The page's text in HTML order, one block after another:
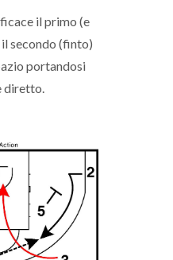
il primo (e
secondo (finto)
portandosi
diretto.